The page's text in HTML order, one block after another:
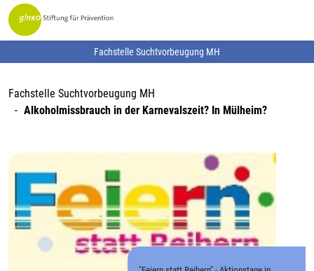
Fachstelle Suchtvorbeugung MH
Fachstelle Suchtvorbeugung MH
Alkoholmissbrauch in der Karnevalszeit? In Mülheim?